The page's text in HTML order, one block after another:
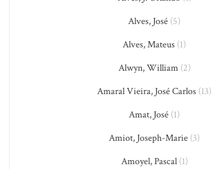
Alves, José (5)
Alves, Mateus (1)
Alwyn, William(2)
Amaral Vieira, José Carlos (13)
Amat, José (1)
Amiot, Joseph-Marie (3)
Amoyel, Pascal(1)